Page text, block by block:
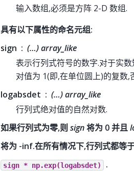
输入数组,必须是方阵 2-D 数组.
具有以下属性的命名元组:
sign
(…) array_like
表示行列式符号的数字.对于实
对值为 1(即,在单位圆上)的复数,
logabsdet
(…) array_like
行列式绝对值的自然对数.
如果行列式为零,则 sign将为 0 并且
将为 -inf.在所有情况下,行列式都等
sign * np.exp(logabsdet) .